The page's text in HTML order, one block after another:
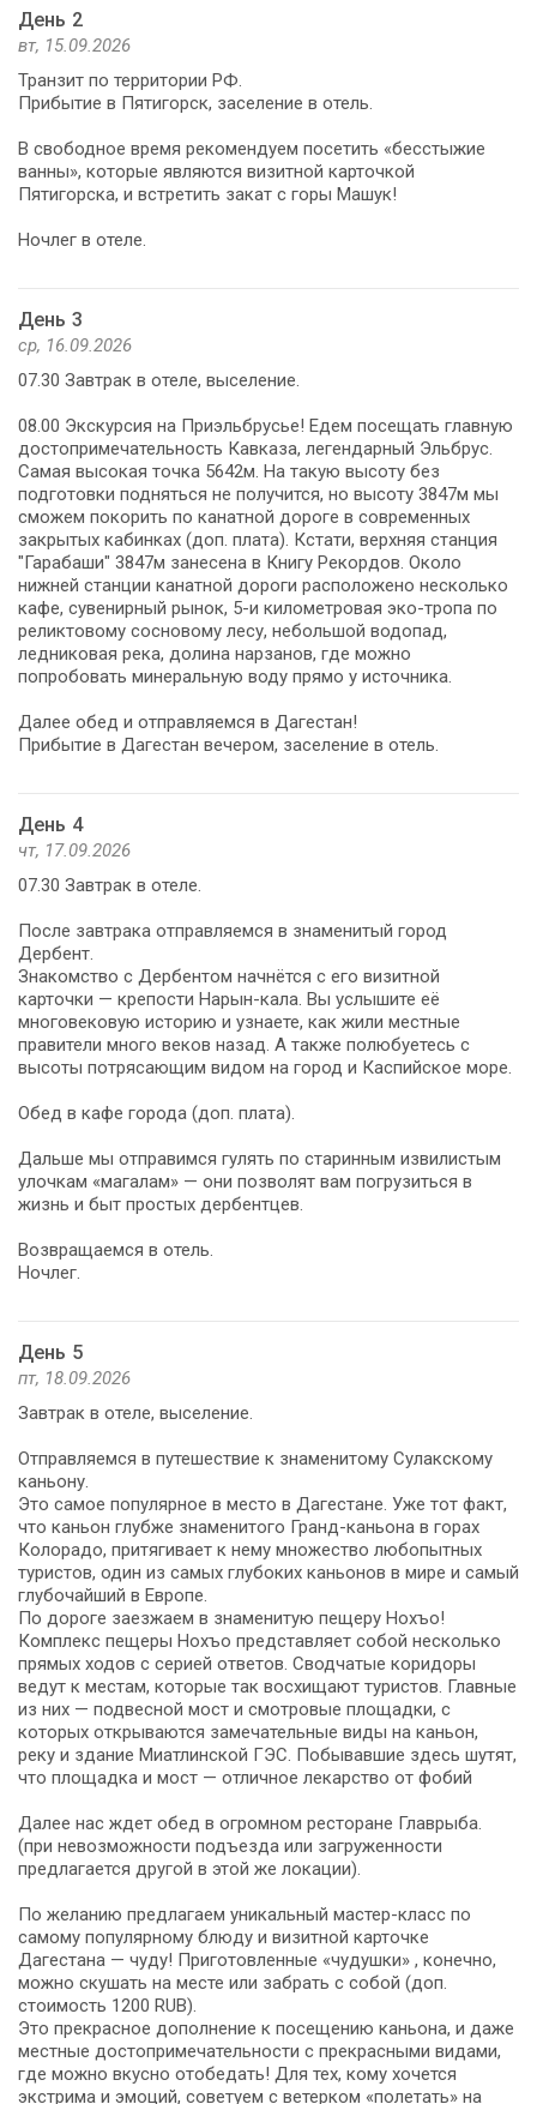
День 2
вт, 15.09.2026
Транзит по территории РФ.
Прибытие в Пятигорск, заселение в отель.
В свободное время рекомендуем посетить «бесстыжие
ванны», которые являются визитной карточкой
Пятигорска, и встретить закат с горы Машук!
Ночлег в отеле.
День 3
ср, 16.09.2026
07.30 Завтрак в отеле, выселение.
08.00 Экскурсия на Приэльбрусье! Едем посещать главную
достопримечательность Кавказа, легендарный Эльбрус.
Самая высокая точка 5642м. На такую высоту без
подготовки подняться не получится, но высоту 3847м мы
сможем покорить по канатной дороге в современных
закрытых кабинках (доп. плата). Кстати, верхняя станция
"Гарабаши" 3847м занесена в Книгу Рекордов. Около
нижней станции канатной дороги расположено несколько
кафе, сувенирный рынок, 5-и километровая эко-тропа по
реликтовому сосновому лесу, небольшой водопад,
ледниковая река, долина нарзанов, где можно
попробовать минеральную воду прямо у источника.
Далее обед и отправляемся в Дагестан!
Прибытие в Дагестан вечером, заселение в отель.
День 4
чт, 17.09.2026
07.30 Завтрак в отеле.
После завтрака отправляемся в знаменитый город
Дербент.
Знакомство с Дербентом начнётся с его визитной
карточки — крепости Нарын-кала. Вы услышите её
многовековую историю и узнаете, как жили местные
правители много веков назад. А также полюбуетесь с
высоты потрясающим видом на город и Каспийское море.
Обед в кафе города (доп. плата).
Дальше мы отправимся гулять по старинным извилистым
улочкам «магалам» — они позволят вам погрузиться в
жизнь и быт простых дербентцев.
Возвращаемся в отель.
Ночлег.
День 5
пт, 18.09.2026
Завтрак в отеле, выселение.
Отправляемся в путешествие к знаменитому Сулакскому
каньону.
Это самое популярное в место в Дагестане. Уже тот факт,
что каньон глубже знаменитого Гранд-каньона в горах
Колорадо, притягивает к нему множество любопытных
туристов, один из самых глубоких каньонов в мире и самый
глубочайший в Европе.
По дороге заезжаем в знаменитую пещеру Нохъо!
Комплекс пещеры Нохъо представляет собой несколько
прямых ходов с серией ответов. Сводчатые коридоры
ведут к местам, которые так восхищают туристов. Главные
из них — подвесной мост и смотровые площадки, с
которых открываются замечательные виды на каньон,
реку и здание Миатлинской ГЭС. Побывавшие здесь шутят,
что площадка и мост — отличное лекарство от фобий
Далее нас ждет обед в огромном ресторане Главрыба.
(при невозможности подъезда или загруженности
предлагается другой в этой же локации).
По желанию предлагаем уникальный мастер-класс по
самому популярному блюду и визитной карточке
Дагестана — чуду! Приготовленные «чудушки» , конечно,
можно скушать на месте или забрать с собой (доп.
стоимость 1200 RUB).
Это прекрасное дополнение к посещению каньона, и даже
местные достопримечательности с прекрасными видами,
где можно вкусно отобедать! Для тех, кому хочется
экстрима и эмоций, советуем с ветерком «полетать» на